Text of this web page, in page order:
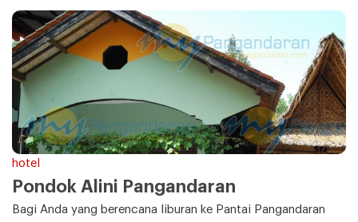
hotel
Pondok Alini Pangandaran
Bagi Anda yang berencana liburan ke Pantai Pangandaran